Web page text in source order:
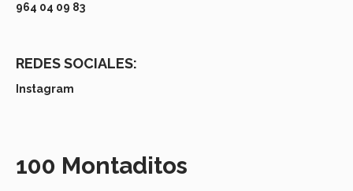
964 04 09 83
REDES SOCIALES:
Instagram
100 Montaditos